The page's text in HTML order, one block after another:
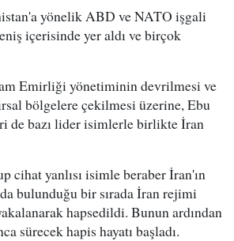
yönelik ABD ve NATO işgali
içerisinde yer aldı ve birçok
Emirliği yönetiminin devrilmesi ve
bölgelere çekilmesi üzerine, Ebu
de bazı lider isimlerle birlikte İran
cihat yanlısı isimle beraber İran'ın
bulunduğu bir sırada İran rejimi
hapsedildi. Bunun ardından
sürecek hapis hayatı başladı.